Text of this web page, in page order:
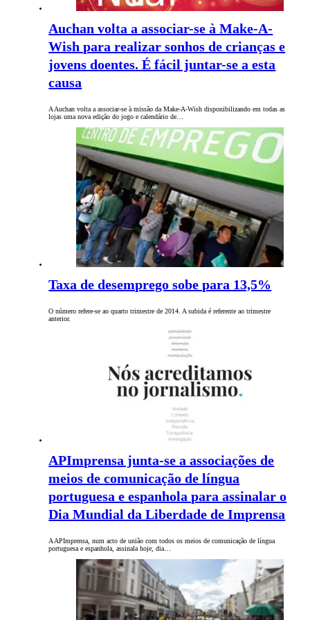
Auchan volta a associar-se à Make-A-
Wish para realizar sonhos de crianças e
jovens doentes. É fácil juntar-se a esta
causa
A Auchan volta a associar-se à missão da Make-A-Wish disponibilizando em todas as
lojas uma nova edição do jogo e calendário de…
Taxa de desemprego sobe para 13,5%
O número refere-se ao quarto trimestre de 2014. A subida é referente ao trimestre
anterior.
APImprensa junta-se a associações de
meios de comunicação de língua
portuguesa e espanhola para assinalar o
Dia Mundial da Liberdade de Imprensa
A APImprensa, num acto de união com todos os meios de comunicação de língua
portuguesa e espanhola, assinala hoje, dia…